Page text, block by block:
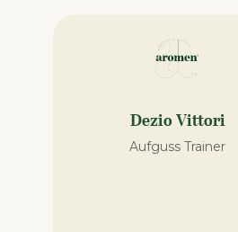
Dezio Vittori
Aufguss Trainer